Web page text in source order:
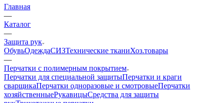
Главная
—
Каталог
—
Защита рук
ОбувьОдеждаСИЗТехнические тканиХоз.товары
—
Перчатки с полимерным покрытием
Перчатки для специальной защитыПерчатки и краги
сварщикаПерчатки одноразовые и смотровыеПерчатки
хозяйственныеРукавицыСредства для защиты